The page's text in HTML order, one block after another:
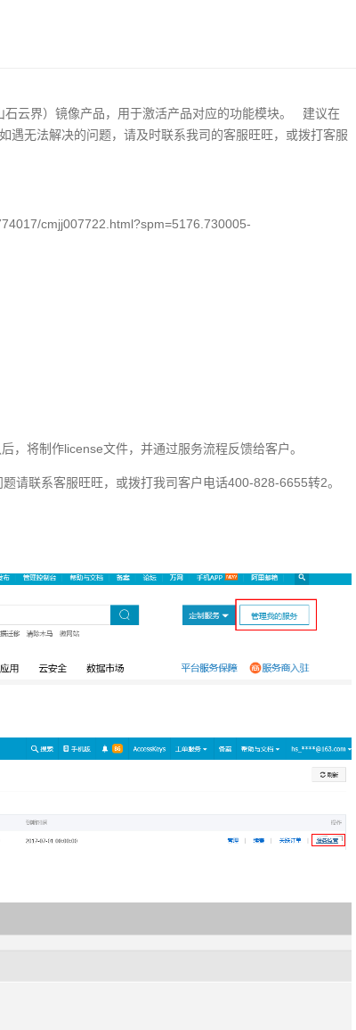
云界）镜像产品，用于激活产品对应的功能模块。 建议在
无法解决的问题，请及时联系我司的客服旺旺，或拨打客服
cmjj007722.html?spm=5176.730005-
，将制作license文件，并通过服务流程反馈给客户。
请联系客服旺旺，或拨打我司客户电话400-828-6655转2。